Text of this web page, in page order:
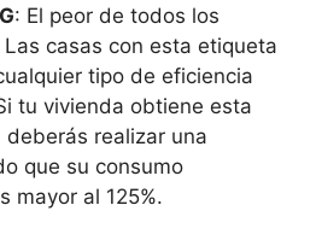
: El peor de todos los
casas con esta etiqueta
tipo de eficiencia
tu vivienda obtiene esta
deberás realizar una
que su consumo
mayor al 125%.